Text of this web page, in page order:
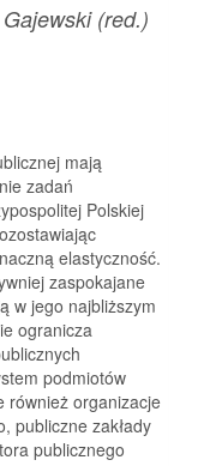
(red.)
mają
zadań
Polskiej
elastyczność.
zaspokajane
w jego najbliższym
ogranicza
podmiotów
również organizacje
publiczne zakłady
publicznego